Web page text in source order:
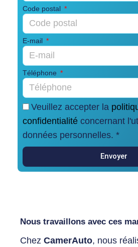
Code postal
E-mail
Téléphone
Veuillez accepter la
confidentialité concernant
données personnelles. *
Envoyer
Nous travaillons avec ces
Chez CamerAuto, nous